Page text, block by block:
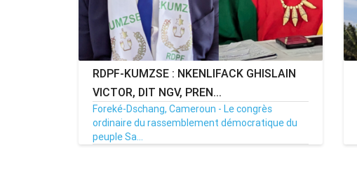
RDPF-KUMZSE : NKENLIFACK GHISLAIN
VICTOR, DIT NGV, PREN...
Foreké-Dschang, Cameroun - Le congrès
ordinaire du rassemblement démocratique du
peuple Sa...